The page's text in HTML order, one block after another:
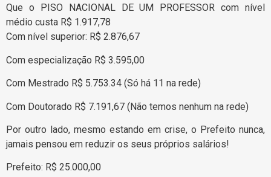
Que o PISO NACIONAL DE UM PROFESSOR com nível
médio custa R$ 1.917,78
Com nível superior: R$ 2.876,67
Com especialização R$ 3.595,00
Com Mestrado R$ 5.753.34 (Só há 11 na rede)
Com Doutorado R$ 7.191,67 (Não temos nenhum na rede)
Por outro lado, mesmo estando em crise, o Prefeito nunca,
jamais pensou em reduzir os seus próprios salários!
Prefeito: R$ 25.000,00